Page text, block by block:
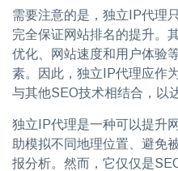
需要注意的是，独立IP代理
完全保证网站排名的提升。
优化、网站速度和用户体验
素。因此，独立IP代理应作
与其他SEO技术相结合，以
独立IP代理是一种可以提升
助模拟不同地理位置、避免
报分析。然而，它仅仅是